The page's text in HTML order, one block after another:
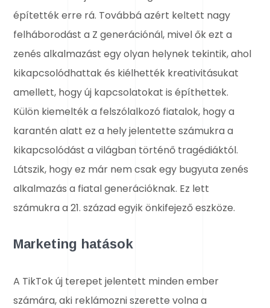
építették erre rá. Továbbá azért keltett nagy
felháborodást a Z generációnál, mivel ők ezt a
zenés alkalmazást egy olyan helynek tekintik, ahol
kikapcsolódhattak és kiélhették kreativitásukat
amellett, hogy új kapcsolatokat is építhettek.
Külön kiemelték a felszólalkozó fiatalok, hogy a
karantén alatt ez a hely jelentette számukra a
kikapcsolódást a világban történő tragédiáktól.
Látszik, hogy ez már nem csak egy bugyuta zenés
alkalmazás a fiatal generációknak. Ez lett
számukra a 21. század egyik önkifejező eszköze.
Marketing hatások
A TikTok új terepet jelentett minden ember
számára, aki reklámozni szerette volna a